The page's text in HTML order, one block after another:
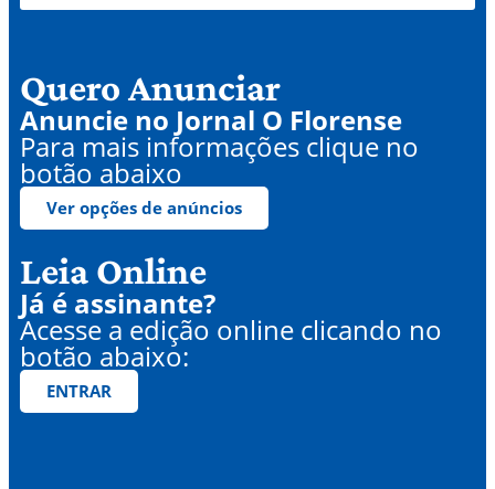
Quero Anunciar
Anuncie no Jornal O Florense
Para mais informações clique no
botão abaixo
Ver opções de anúncios
Leia Online
Já é assinante?
Acesse a edição online clicando no
botão abaixo:
ENTRAR